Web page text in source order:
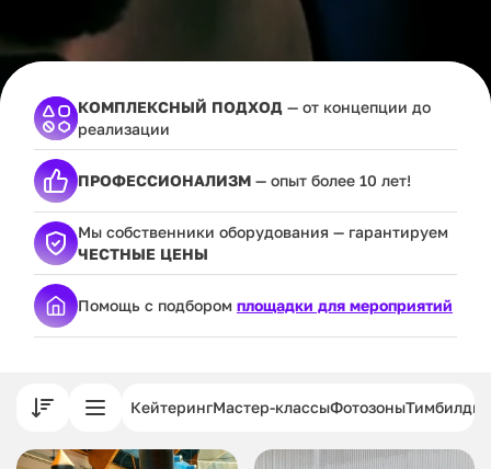
КОМПЛЕКСНЫЙ ПОДХОД — от концепции до
реализации
ПРОФЕССИОНАЛИЗМ — опыт более 10 лет!
Мы собственники оборудования — гарантируем
ЧЕСТНЫЕ ЦЕНЫ
Помощь с подбором площадки для мероприятий
КейтерингМастер-классыФотозоны